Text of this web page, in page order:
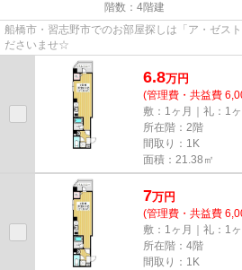
階数：4階建
船橋市・習志野市でのお部屋探しは「ア・ゼス
ださいませ☆
6.8万円
(管理費・共益費
敷：1ヶ月｜礼：1ヶ
所在階：2階
間取り：1K
面積：21.38㎡
7万円
(管理費・共益費
敷：1ヶ月｜礼：1ヶ
所在階：4階
間取り：1K